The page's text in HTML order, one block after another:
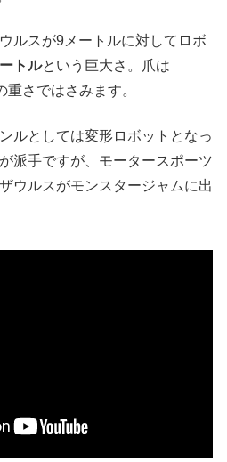
ルスが9メートルに対してロボ
トルという巨大さ。爪は
さではさみます。
ルとしては変形ロボットとなっ
派手ですが、モータースポーツ
ウルスがモンスタージャムに出